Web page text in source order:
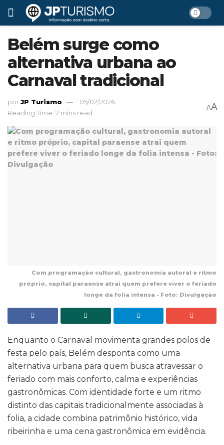
Belém surge como
alternativa urbana ao
Carnaval tradicional
porJP Turismo
05/02/2026
Reading Time: 2 mins read
AA
Com programação cultural, gastronomia autoral e ritmo
próprio, capital paraense atrai quem prefere viver o feriado
longe da folia intensa - Foto: Divulgação
Enquanto o Carnaval movimenta grandes polos de
festa pelo país, Belém desponta como uma
alternativa urbana para quem busca atravessar o
feriado com mais conforto, calma e experiências
gastronômicas. Com identidade forte e um ritmo
distinto das capitais tradicionalmente associadas à
folia, a cidade combina patrimônio histórico, vida
ribeirinha e uma cena gastronômica em evidência.